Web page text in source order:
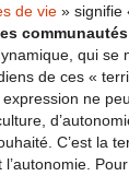
de vie » signifie
qui
de ces «
ne
C’est la